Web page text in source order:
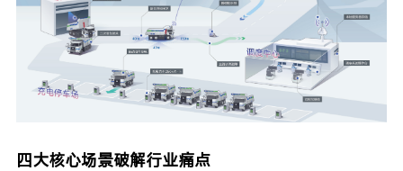
四大核心场景破解行业痛点